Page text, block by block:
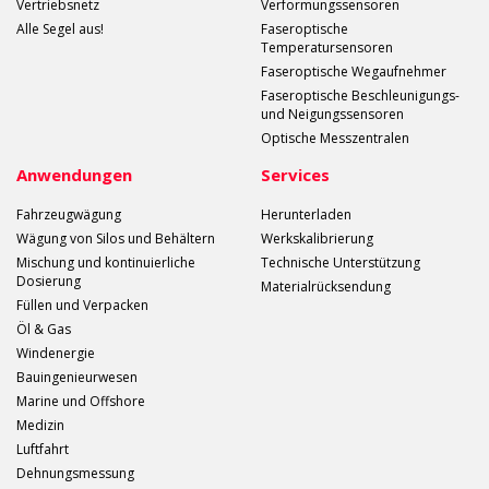
Vertriebsnetz
Alle Segel aus!
Verformungssensoren
Faseroptische
Temperatursensoren
Faseroptische Wegaufnehmer
Faseroptische Beschleunigungs-
und Neigungssensoren
Optische Messzentralen
Anwendungen
Fahrzeugwägung
Wägung von Silos und Behältern
Mischung und kontinuierliche
Dosierung
Füllen und Verpacken
Öl & Gas
Windenergie
Bauingenieurwesen
Marine und Offshore
Medizin
Luftfahrt
Dehnungsmessung
Services
Herunterladen
Werkskalibrierung
Technische Unterstützung
Materialrücksendung